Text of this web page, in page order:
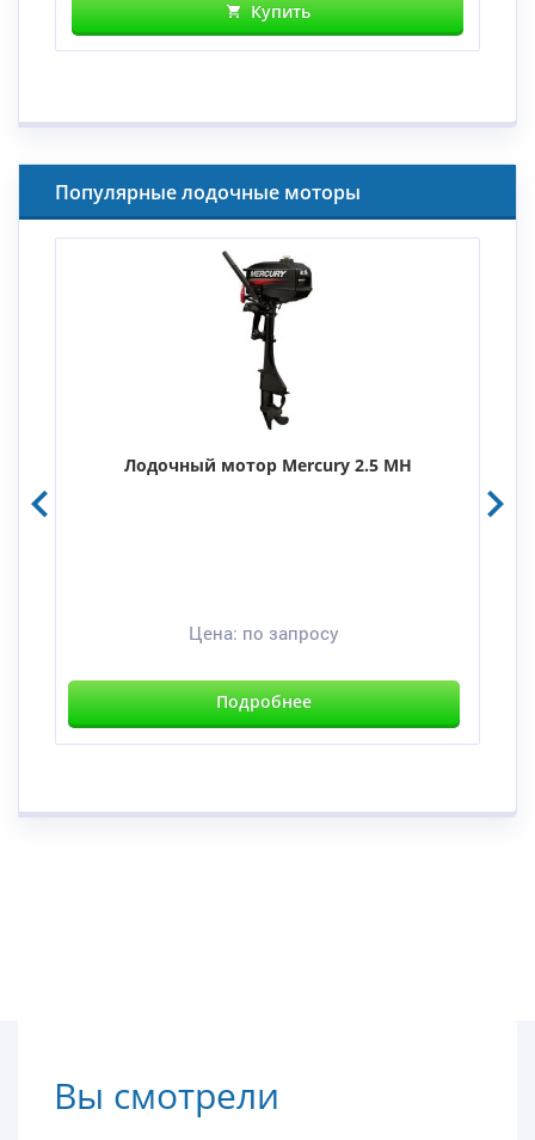
Купить
Популярные лодочные моторы
Лодочный мотор Mercury 2.5 MH
Цена: по запросу
Подробнее
Вы смотрели